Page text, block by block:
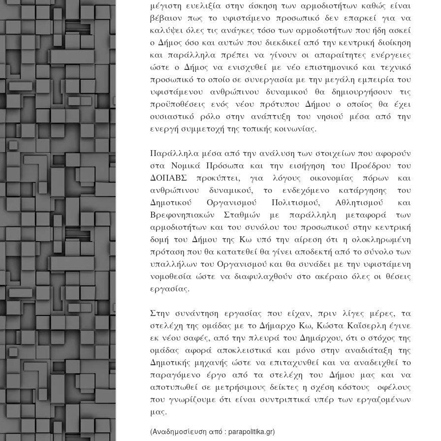
μέγιστη ευελιξία στην άσκηση των αρμοδιοτήτων καθώς είναι
βέβαιον πως το υφιστάμενο προσωπικό δεν επαρκεί για να
καλύψει όλες τις ανάγκες τόσο των αρμοδιοτήτων που ήδη ασκεί
ο Δήμος όσο και αυτών που διεκδικεί από την κεντρική διοίκηση
και παράλληλα πρέπει να γίνουν οι απαραίτητες ενέργειες
ώστε ο Δήμος να ενισχυθεί με νέο επιστημονικό και τεχνικό
προσωπικό το οποίο σε συνεργασία με την μεγάλη εμπειρία του
υφιστάμενου ανθρώπινου δυναμικού θα δημιουργήσουν τις
προϋποθέσεις ενός νέου πρότυπου Δήμου ο οποίος θα έχει
ουσιαστικό ρόλο στην ανάπτυξη του νησιού μέσα από την
ενεργή συμμετοχή της τοπικής κοινωνίας.
Παράλληλα μέσα από την ανάλυση των στοιχείων που αφορούν
στα Νομικά Πρόσωπα και την εισήγηση του Προέδρου του
ΔΟΠΑΒΣ προκύπτει, για λόγους οικονομίας πόρων και
ανθρώπινου δυναμικού, το ενδεχόμενο κατάργησης του
Δημοτικού Οργανισμού Πολιτισμού, Αθλητισμού και
Βρεφονηπιακών Σταθμών με παράλληλη μεταφορά των
αρμοδιοτήτων και του συνόλου του προσωπικού στην κεντρική
δομή του Δήμου της Κω υπό την αίρεση ότι η ολοκληρωμένη
πρόταση που θα κατατεθεί θα γίνει αποδεκτή από το σύνολο των
υπαλλήλων του Οργανισμού και θα συνάδει με την υφιστάμενη
νομοθεσία ώστε να διαφυλαχθούν στο ακέραιο όλες οι θέσεις
εργασίας.
Στην συνάντηση εργασίας που είχαν, πριν λίγες μέρες, τα
στελέχη της ομάδας με το Δήμαρχο Κω, Κώστα Καΐσερλη έγινε
εκ νέου σαφές, από την πλευρά του Δημάρχου, ότι ο στόχος της
ομάδας αφορά αποκλειστικά και μόνο στην αναδιάταξη της
Δημοτικής μηχανής ώστε να επιταχυνθεί και να αναδειχθεί το
παραγόμενο έργο από τα στελέχη του Δήμου μας και να
αποτυπωθεί σε μετρήσιμους δείκτες η σχέση κόστους  οφέλους
που γνωρίζουμε ότι είναι συντριπτικά υπέρ των εργαζομένων
μας.
(Αναδημοσίευση από : parapolitika.gr)
τμήματα δοκιμων Αστυφυλάκων Νάουσας, Γρεβενων
και Μουζακίου το 2ο μέρος της Θεωρητικής
εκπαίδευσης 4/5 - 31/5
Στη έκδοση εγκυκλιου οδηγιών σχετικά με το χρονοδιάγραμμα
εκπαίδευσης (θεωρητικής και πρακτικής) των νεοδιορισθέντων
Δ.Α. της προκήρυξης 1Κ/2024, προχώρησε Τμήμα Εποπτείας
ανθρωπίνου Δυναμικού Δημοτικής Αστυνομίας, της Δ/νσης
Προσωπικού Τοπ. Αυτοδιοίκησης, της Γενικής Γραμματείας
Δημόσιας Διοίκησης του Υπ. Εσωτερικών.
MAR
27
Δημοσιέυθηκε στο ΦΕΚ Β' 1682/26-03-2026 η
Απόφαση 16458 με θέμα;: «Εισαγωγική Εκπαίδευση -
Επιμόρφωση του ειδικού ένστολου προσωπικού της
δημοτικής αστυνομίας»
Δημοσιεύθηκε στο ΦΕΚ Β' 1682/26-03-2026 η Aπόφαση 16458 με
τίτλο: «Εισαγωγική Εκπαίδευση - Επιμόρφωση του ειδικού
MAR
19
Φωτορεπορτάζ από τις ορκωμοσίες των
νεοπροσληφθέντων Δημοτιοκών Αστυνομικών
(ανανεώνεται συνεχώς)
Συνεχίζονται οι ορκωμοσίες των νέων Δημοτικών Αστυνομικών
σε δήμους της χώρας. Το Dimastin, αναζητεί σχετικό
φωτογραφικό υλικό στο διαδίκτυο και σας το παρουσιάζει σε
αυτή την ανάρτηση. Επίσης, σας καλούμε, αν διαπιστώσετε ότι
μας έχουν "ξεφύγει" ορκωμοσίες, μπορείτε να στέλνετε το
φωτογραφικό τους υλικό στο dimasthes@gmail.gr ώστε να το
δημοσιεύουμε εδώ, άμεσα.
18
αστυνομικοί – Τι τους ζήτησε ο Αγγελούδης
Ενισχύεται το έργο της δημοτικής αστυνομίας στο δήμο
Θεσσαλονίκης καθώς το πρωί της Τετάρτης 18 Μαρτίου
ορκίστηκαν οι 75 νέοι δημοτικοί αστυνομικοί.
«Με αυτούς, σε λίγους μήνες αποκτά ένα ισχυρό σώμα η
δημοτική αστυνομία. Θα είναι πιο κοντά στον πολίτη. Είχα την
ευκαιρία να είμαι σήμερα στην ορκωμοσία τους.
17
δήμους και οι ορκωμοσίες τους - Πλήρες